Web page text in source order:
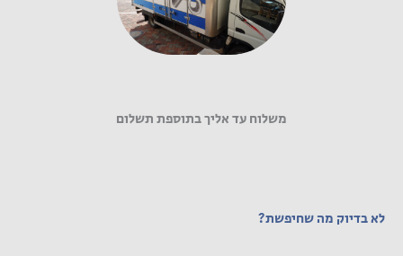
משלוח עד אליך בתוספת תשלום
לא בדיוק מה שחיפשת?